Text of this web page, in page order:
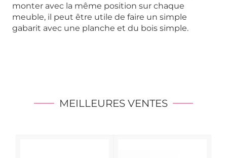
monter avec la même position sur chaque
meuble, il peut être utile de faire un simple
gabarit avec une planche et du bois simple.
MEILLEURES VENTES